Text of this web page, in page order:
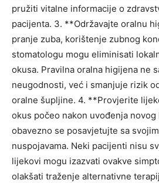
pružiti vitalne informacije o
pacijenta. 3. **Održavajte oralnu
pranje zuba, korištenje zubnog
stomatologu mogu eliminisati
okusa. Pravilna oralna higijena ne
neugodnosti, već i smanjuje rizik
oralne šupljine. 4. **Provjerite
okus počeo nakon uvođenja
obavezno se posavjetujte sa
nuspojavama. Neki pacijenti nisu
lijekovi mogu izazvati ovakve
olakšati traženje alternativne